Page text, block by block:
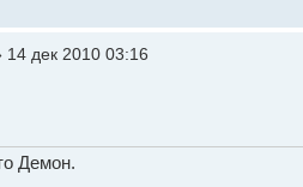
14 дек 2010 03:16
Демон.